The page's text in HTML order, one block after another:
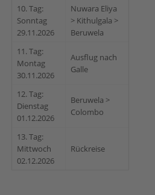
10. Tag:
Sonntag
29.11.2026
Nuwara Eliya
> Kithulgala >
Beruwela
11. Tag:
Montag
30.11.2026
Ausflug nach
Galle
12. Tag:
Dienstag
01.12.2026
Beruwela >
Colombo
13. Tag:
Mittwoch
02.12.2026
Rückreise